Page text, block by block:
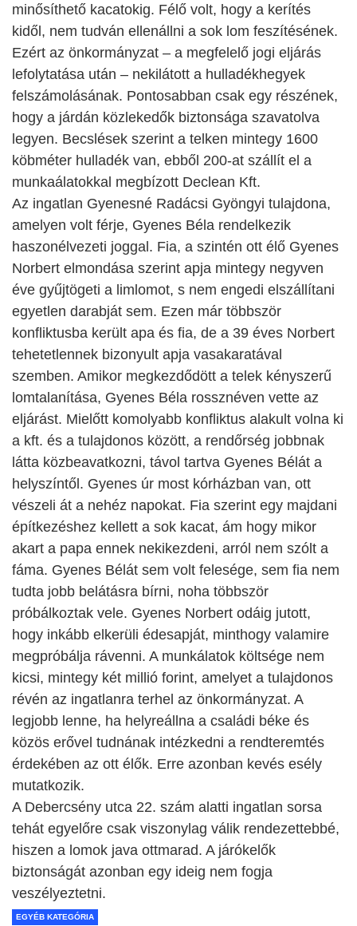
minősíthető kacatokig. Félő volt, hogy a kerítés
kidől, nem tudván ellenállni a sok lom feszítésének.
Ezért az önkormányzat – a megfelelő jogi eljárás
lefolytatása után – nekilátott a hulladékhegyek
felszámolásának. Pontosabban csak egy részének,
hogy a járdán közlekedők biztonsága szavatolva
legyen. Becslések szerint a telken mintegy 1600
köbméter hulladék van, ebből 200-at szállít el a
munkaálatokkal megbízott Declean Kft.
Az ingatlan Gyenesné Radácsi Gyöngyi tulajdona,
amelyen volt férje, Gyenes Béla rendelkezik
haszonélvezeti joggal. Fia, a szintén ott élő Gyenes
Norbert elmondása szerint apja mintegy negyven
éve gyűjtögeti a limlomot, s nem engedi elszállítani
egyetlen darabját sem. Ezen már többször
konfliktusba került apa és fia, de a 39 éves Norbert
tehetetlennek bizonyult apja vasakaratával
szemben. Amikor megkezdődött a telek kényszerű
lomtalanítása, Gyenes Béla rossznéven vette az
eljárást. Mielőtt komolyabb konfliktus alakult volna ki
a kft. és a tulajdonos között, a rendőrség jobbnak
látta közbeavatkozni, távol tartva Gyenes Bélát a
helyszíntől. Gyenes úr most kórházban van, ott
vészeli át a nehéz napokat. Fia szerint egy majdani
építkezéshez kellett a sok kacat, ám hogy mikor
akart a papa ennek nekikezdeni, arról nem szólt a
fáma. Gyenes Bélát sem volt felesége, sem fia nem
tudta jobb belátásra bírni, noha többször
próbálkoztak vele. Gyenes Norbert odáig jutott,
hogy inkább elkerüli édesapját, minthogy valamire
megpróbálja rávenni. A munkálatok költsége nem
kicsi, mintegy két millió forint, amelyet a tulajdonos
révén az ingatlanra terhel az önkormányzat. A
legjobb lenne, ha helyreállna a családi béke és
közös erővel tudnának intézkedni a rendteremtés
érdekében az ott élők. Erre azonban kevés esély
mutatkozik.
A Debercsény utca 22. szám alatti ingatlan sorsa
tehát egyelőre csak viszonylag válik rendezettebbé,
hiszen a lomok java ottmarad. A járókelők
biztonságát azonban egy ideig nem fogja
veszélyeztetni.
EGYÉB KATEGÓRIA